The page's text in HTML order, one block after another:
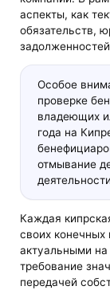
аспекты, как
обязательств,
Особое
проверке
владеющих
года на
отмывание
Каждая
своих
актуальными
требование
передачей